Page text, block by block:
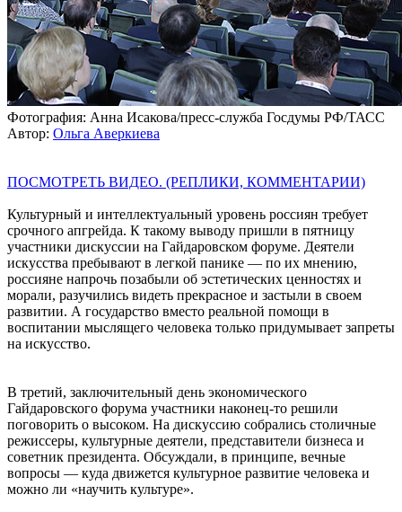
Фотография: Анна Исакова/пресс-служба Госдумы РФ/ТАСС
Автор: Ольга Аверкиева
ПОСМОТРЕТЬ ВИДЕО. (РЕПЛИКИ, КОММЕНТАРИИ)
Культурный и интеллектуальный уровень россиян требует
срочного апгрейда. К такому выводу пришли в пятницу
участники дискуссии на Гайдаровском форуме. Деятели
искусства пребывают в легкой панике — по их мнению,
россияне напрочь позабыли об эстетических ценностях и
морали, разучились видеть прекрасное и застыли в своем
развитии. А государство вместо реальной помощи в
воспитании мыслящего человека только придумывает запреты
на искусство.
В третий, заключительный день экономического
Гайдаровского форума участники наконец-то решили
поговорить о высоком. На дискуссию собрались столичные
режиссеры, культурные деятели, представители бизнеса и
советник президента. Обсуждали, в принципе, вечные
вопросы — куда движется культурное развитие человека и
можно ли «научить культуре».